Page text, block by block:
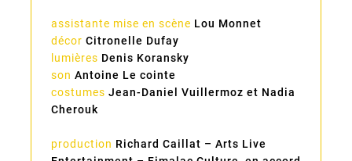
assistante mise en scène Lou Monnet
décor Citronelle Dufay
lumières Denis Koransky
son Antoine Le cointe
costumes Jean-Daniel Vuillermoz et Nadia
Cherouk
production Richard Caillat – Arts Live